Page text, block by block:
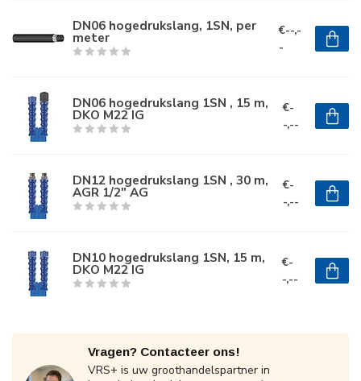
DN06 hogedrukslang, 1SN, per
meter
€--,-
-
DN06 hogedrukslang 1SN , 15 m,
DKO M22 IG
€-
-,--
DN12 hogedrukslang 1SN , 30 m,
AGR 1/2" AG
€-
-,--
DN10 hogedrukslang 1SN, 15 m,
DKO M22 IG
€-
-,--
Vragen? Contacteer ons!
VRS+ is uw groothandelspartner in